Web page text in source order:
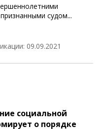
судом...
09.09.2021
социальной
о порядке